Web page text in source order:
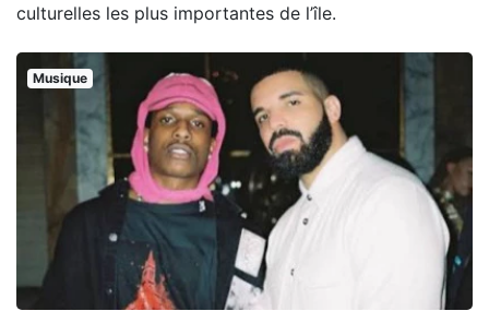
culturelles les plus importantes de l’île.
Musique